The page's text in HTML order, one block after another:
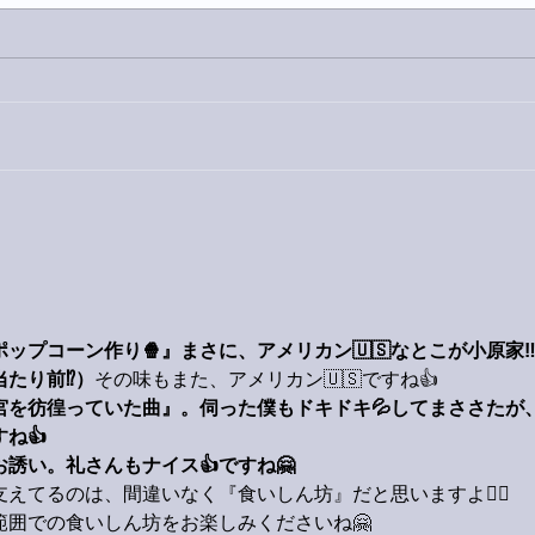
ップコーン作り🍿』まさに、アメリカン🇺🇸なとこが小原家‼️
り前⁉️） その味もまた、アメリカン🇺🇸ですね👍
彷徨っていた曲』。伺った僕もドキドキ💦してまささたが
ね👍
い。礼さんもナイス👍ですね🤗
てるのは、間違いなく『食いしん坊』だと思いますよ🙋‍♂️
での食いしん坊をお楽しみくださいね🤗